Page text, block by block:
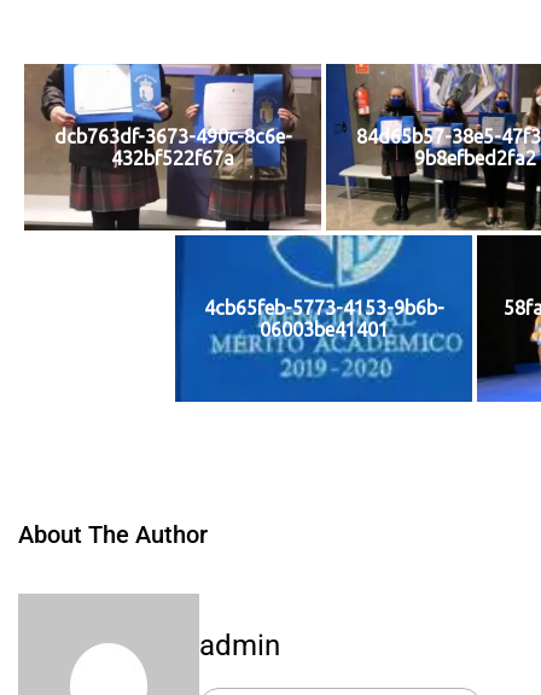
dcb763df-3673-490c-8c6e-
432bf522f67a
84d65b57-38e5-
9b8efbed2fa2
4cb65feb-5773-4153-9b6b-
06003be41401
About The Author
admin